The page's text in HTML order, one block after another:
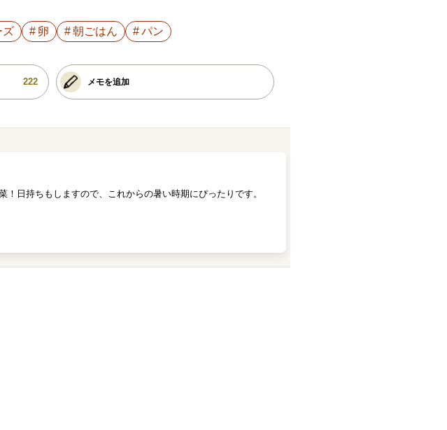
ズ 卵 朝ごはん パン
222 メモを追加
日持ちもしますので、これからの暑い時期にぴったりです。